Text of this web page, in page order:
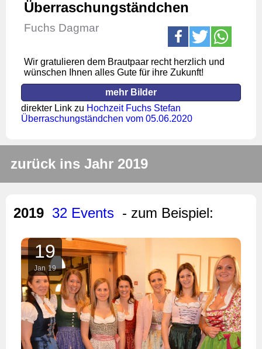
Überraschungständchen
Fuchs Dagmar
Wir gratulieren dem Brautpaar recht herzlich und
wünschen Ihnen alles Gute für ihre Zukunft!
mehr Bilder
direkter Link zu Hochzeit Fuchs Stefan
Überraschungständchen vom 05.06.2020
zurück ins Jahr 2019
2019 32 Events - zum Beispiel:
19
Jan 19